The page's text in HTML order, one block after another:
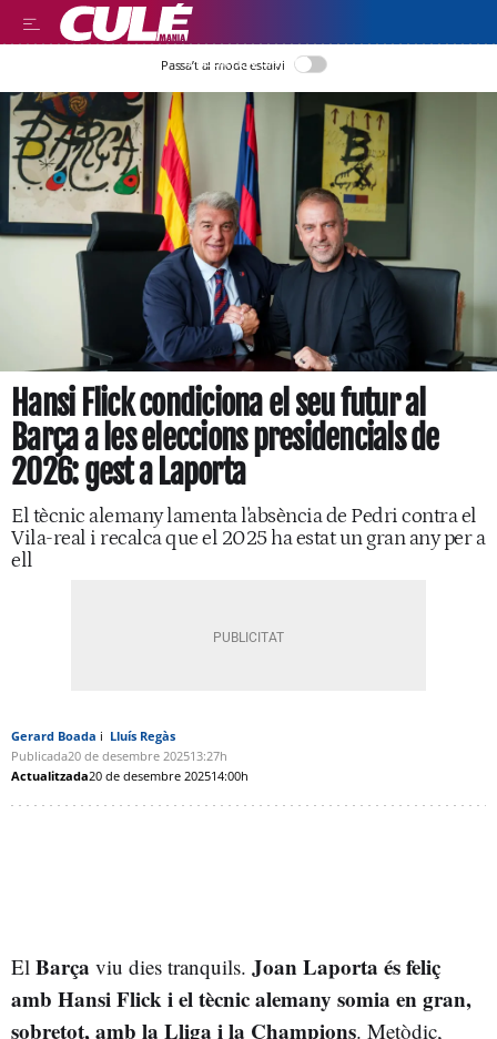
LLEGIR EN CATALÀ
Passa’t al mode estalvi
Hansi Flick condiciona el seu futur al
Barça a les eleccions presidencials de
2026: gest a Laporta
El tècnic alemany lamenta l'absència de Pedri contra el
Vila-real i recalca que el 2025 ha estat un gran any per a
ell
Gerard Boada
Lluís Regàs
Publicada20 de desembre 202513:27h
Actualitzada20 de desembre 202514:00h
El Barça viu dies tranquils. Joan Laporta és feliç
amb Hansi Flick i el tècnic alemany somia en gran,
sobretot, amb la Lliga i la Champions. Metòdic,